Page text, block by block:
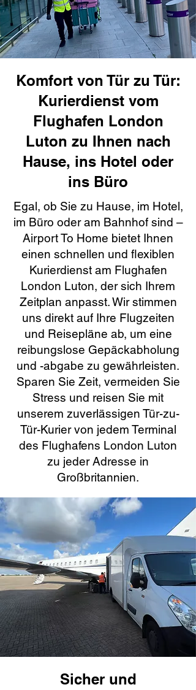
Komfort von Tür zu Tür:
Kurierdienst vom
Flughafen London
Luton zu Ihnen nach
Hause, ins Hotel oder
ins Büro
Egal, ob Sie zu Hause, im Hotel,
im Büro oder am Bahnhof sind –
Airport To Home bietet Ihnen
einen schnellen und flexiblen
Kurierdienst am Flughafen
London Luton, der sich Ihrem
Zeitplan anpasst. Wir stimmen
uns direkt auf Ihre Flugzeiten
und Reisepläne ab, um eine
reibungslose Gepäckabholung
und -abgabe zu gewährleisten.
Sparen Sie Zeit, vermeiden Sie
Stress und reisen Sie mit
unserem zuverlässigen Tür-zu-
Tür-Kurier von jedem Terminal
des Flughafens London Luton
zu jeder Adresse in
Großbritannien.
Sicher und